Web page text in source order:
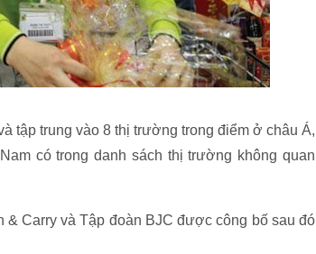
tập trung vào 8 thị trường trong điểm ở châu Á,
có trong danh sách thị trường không quan
Carry và Tập đoàn BJC được công bố sau đó